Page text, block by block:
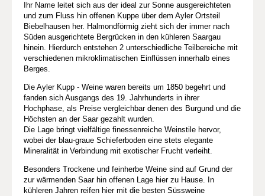
Ihr Name leitet sich aus der ideal zur Sonne ausgereichteten
und zum Fluss hin offenen Kuppe über dem Ayler Ortsteil
Biebelhausen her. Halmondförmig zieht sich der immer nach
Süden ausgerichtete Bergrücken in den kühleren Saargau
hinein. Hierdurch entstehen 2 unterschiedliche Teilbereiche mit
verschiedenen mikroklimatischen Einflüssen innerhalb eines
Berges.
Die Ayler Kupp - Weine waren bereits um 1850 begehrt und
fanden sich Ausgangs des 19. Jahrhunderts in ihrer
Hochphase, als Preise vergleichbar denen des Burgund und die
Höchsten an der Saar gezahlt wurden.
Die Lage bringt vielfältige finessenreiche Weinstile hervor,
wobei der blau-graue Schieferboden eine stets elegante
Mineralität in Verbindung mit exotischer Frucht verleiht.
Besonders Trockene und feinherbe Weine sind auf Grund der
zur wärmenden Saar hin offenen Lage hier zu Hause. In
kühleren Jahren reifen hier mit die besten Süssweine